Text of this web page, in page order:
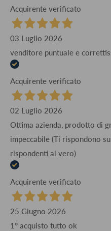
Acquirente verificato
03 Luglio 2026
venditore puntuale e
Acquirente verificato
02 Luglio 2026
Ottima azienda, prodotto di
impeccabile (Ti rispondono
rispondenti al vero)
Acquirente verificato
25 Giugno 2026
1° acquisto tutto ok